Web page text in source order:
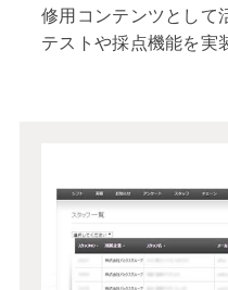
修用コンテンツとして
テストや採点機能を実